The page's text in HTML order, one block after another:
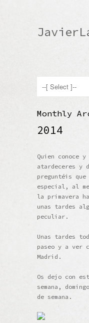
Monthly
2014
Quien conoce
atardeceres y
preguntéis
especial, al
la primavera
unas tardes
peculiar.
Unas tardes
paseo y a ver
Madrid.
Os dejo con
semana,
de semana.